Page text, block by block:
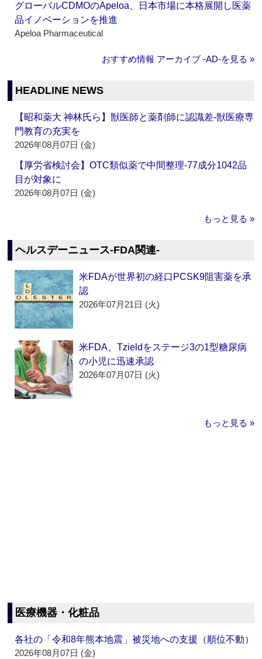
グローバルCDMOのApeloa、日本市場に本格展開し医薬
品イノベーションを推進
Apeloa Pharmaceutical
おすすめ情報 アーカイブ ‐AD‐を見る »
HEADLINE NEWS
【昭和薬大 神林氏ら】獣医師と薬剤師に認識差‐獣医療専
門教育の充実を
2026年08月07日 (金)
【厚労省検討会】OTC類似薬で中間整理‐77成分1042品
目が対象に
2026年08月07日 (金)
もっと見る »
ヘルスデーニュース‐FDA関連‐
米FDAが世界初の経口PCSK9阻害薬を承
認
2026年07月21日 (火)
米FDA、Tzieldをステージ3の1型糖尿病
の小児に迅速承認
2026年07月07日 (火)
もっと見る »
医療機器・化粧品
各社の「令和8年熊本地震」被災地への支援（順位不動）
2026年08月07日 (金)